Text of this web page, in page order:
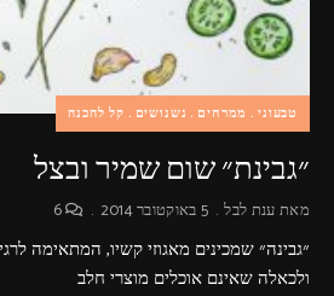
טבעוני ממרחים נשנושים קל להכנה
״גבינת״ שום שמיר ובצל
מאתענת לבל 5 באוקטובר 2014 6
״גבינה״ שמכינים מאגוזי קשיו, המתאימה
ולכאלה שאינם אוכלים מוצרי חלב